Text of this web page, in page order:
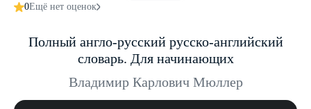
0Ещё нет оценок
Полный англо-русский русско-английский
словарь. Для начинающих
Владимир Карлович Мюллер